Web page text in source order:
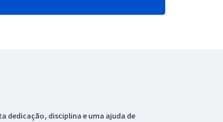
dedicação, disciplina e uma ajuda de